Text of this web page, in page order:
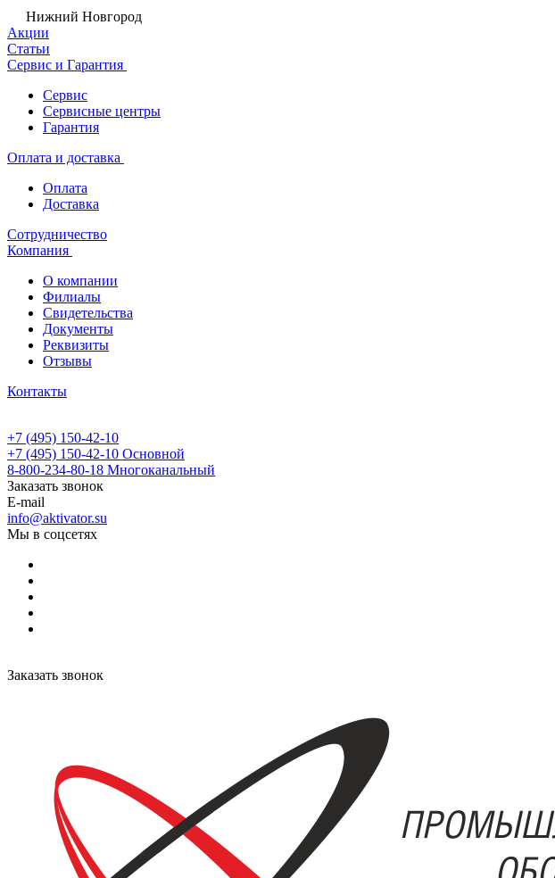
Нижний Новгород
Акции
Статьи
Сервис и Гарантия
Сервис
Сервисные центры
Гарантия
Оплата и доставка
Оплата
Доставка
Сотрудничество
Компания
О компании
Филиалы
Свидетельства
Документы
Реквизиты
Отзывы
Контакты
+7 (495) 150-42-10
+7 (495) 150-42-10 Основной
8-800-234-80-18 Многоканальный
Заказать звонок
E-mail
info@aktivator.su
Мы в соцсетях
Заказать звонок